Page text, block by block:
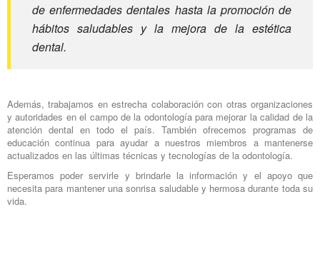
de enfermedades dentales hasta la promoción de
hábitos saludables y la mejora de la estética
dental.
Además, trabajamos en estrecha colaboración con otras organizaciones
y autoridades en el campo de la odontología para mejorar la calidad de la
atención dental en todo el país. También ofrecemos programas de
educación continua para ayudar a nuestros miembros a mantenerse
actualizados en las últimas técnicas y tecnologías de la odontología.
Esperamos poder servirle y brindarle la información y el apoyo que
necesita para mantener una sonrisa saludable y hermosa durante toda su
vida.